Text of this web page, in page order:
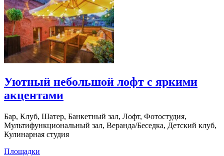
Уютный небольшой лофт с яркими
акцентами
Бар, Клуб, Шатер, Банкетный зал, Лофт, Фотостудия,
Мультифункциональный зал, Веранда/Беседка, Детский клуб,
Кулинарная студия
Площадки